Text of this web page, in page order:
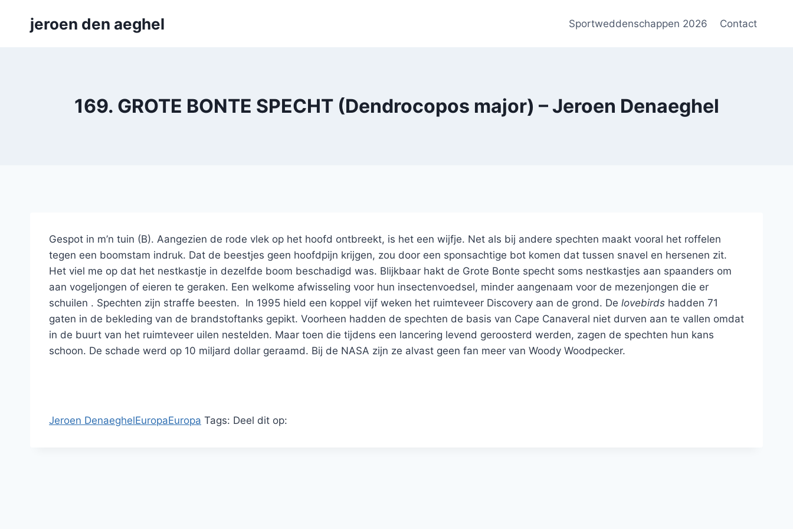
jeroen den aeghel Sportweddenschappen 2026 Contact
169. GROTE BONTE SPECHT (Dendrocopos major) – Jeroen Denaeghel
Gespot in m’n tuin (B). Aangezien de rode vlek op het hoofd ontbreekt, is het een wijfje. Net als bij andere spechten maakt vooral het roffelen
tegen een boomstam indruk. Dat de beestjes geen hoofdpijn krijgen, zou door een sponsachtige bot komen dat tussen snavel en hersenen zit.
Het viel me op dat het nestkastje in dezelfde boom beschadigd was. Blijkbaar hakt de Grote Bonte specht soms nestkastjes aan spaanders om
aan vogeljongen of eieren te geraken. Een welkome afwisseling voor hun insectenvoedsel, minder aangenaam voor de mezenjongen die er
schuilen . Spechten zijn straffe beesten. In 1995 hield een koppel vijf weken het ruimteveer Discovery aan de grond. De lovebirds hadden 71
gaten in de bekleding van de brandstoftanks gepikt. Voorheen hadden de spechten de basis van Cape Canaveral niet durven aan te vallen omdat
in de buurt van het ruimteveer uilen nestelden. Maar toen die tijdens een lancering levend geroosterd werden, zagen de spechten hun kans
schoon. De schade werd op 10 miljard dollar geraamd. Bij de NASA zijn ze alvast geen fan meer van Woody Woodpecker.
Jeroen DenaeghelEuropaEuropa Tags: Deel dit op: